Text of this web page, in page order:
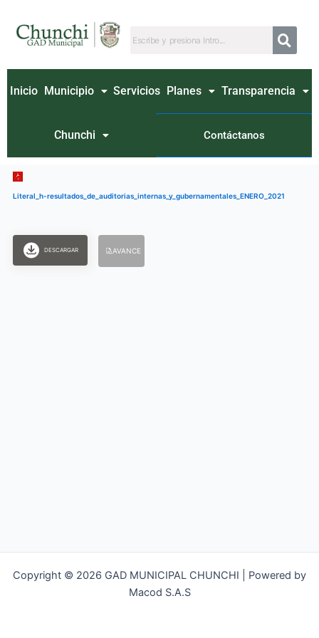
contenido
Inicio Municipio Servicios Planes Transparencia
Chunchi Contáctanos
Literal_h-resultados_de_auditorias_internas_y_gubernamentales_ENERO_2021
DESCARGAR AVANCE
Copyright © 2026 GAD MUNICIPAL CHUNCHI | Powered by
Macod S.A.S